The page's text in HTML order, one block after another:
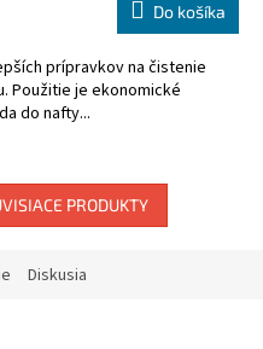
Do košíka
prípravkov na čistenie
Použitie je ekonomické
do nafty...
PRODUKTY
Diskusia